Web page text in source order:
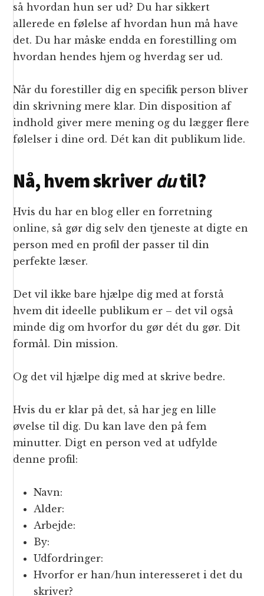
så hvordan hun ser ud? Du har sikkert
allerede en følelse af hvordan hun må have
det. Du har måske endda en forestilling om
hvordan hendes hjem og hverdag ser ud.
Når du forestiller dig en specifik person bliver
din skrivning mere klar. Din disposition af
indhold giver mere mening og du lægger flere
følelser i dine ord. Dét kan dit publikum lide.
Nå, hvem skriverdutil?
Hvis du har en blog eller en forretning
online, så gør dig selv den tjeneste at digte en
person med en profil der passer til din
perfekte læser.
Det vil ikke bare hjælpe dig med at forstå
hvem dit ideelle publikum er – det vil også
minde dig om hvorfor du gør dét du gør. Dit
formål. Din mission.
Og det vil hjælpe dig med at skrive bedre.
Hvis du er klar på det, så har jeg en lille
øvelse til dig. Du kan lave den på fem
minutter. Digt en person ved at udfylde
denne profil:
Navn:
Alder:
Arbejde:
By:
Udfordringer:
Hvorfor er han/hun interesseret i det du
skriver?